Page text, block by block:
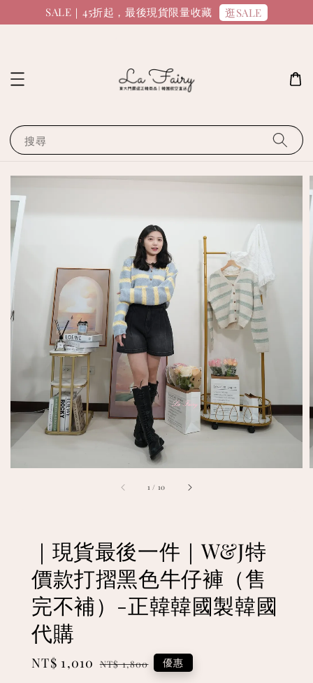
SALE｜45折起，最後現貨限量收藏 逛SALE
搜尋
1 / 10
｜現貨最後一件｜W&J特
價款打摺黑色牛仔褲（售
完不補）-正韓韓國製韓國
代購
Sale
NT$ 1,010 Regular
NT$ 1,800 優惠